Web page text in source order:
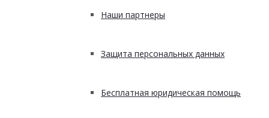
Наши партнеры
Защита персональных данных
Бесплатная юридическая помощь